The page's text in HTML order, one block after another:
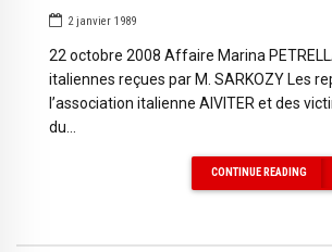
2 janvier 1989
22 octobre 2008 Affaire Marina
italiennes reçues par M. SARKOZY Les
l’association italienne AIVITER et des
du...
CONTINUE READING